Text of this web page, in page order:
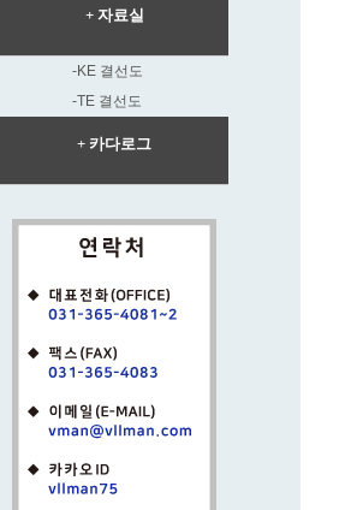
+ 자료실
-KE 결선도
-TE 결선도
+ 카다로그